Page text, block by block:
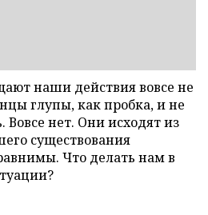
наши действия вовсе не
глупы, как пробка, и не
Вовсе нет. Они исходят из
существования
Что делать нам в